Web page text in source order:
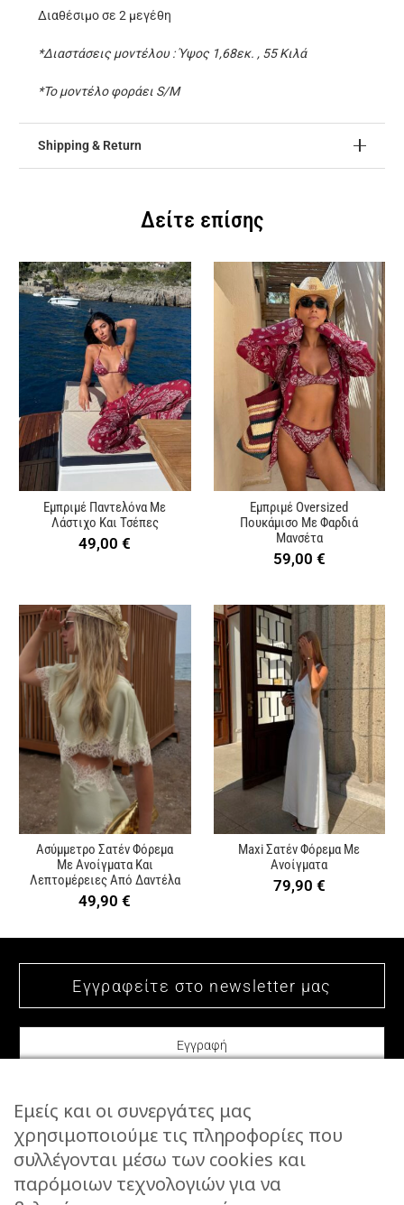
Διαθέσιμο σε 2 μεγέθη
*Διαστάσεις μοντέλου : Ύψος 1,68εκ. , 55 Κιλά
*Το μοντέλο φοράει S/M
Shipping & Return
Δείτε επίσης
Εμπριμέ Παντελόνα Με
Λάστιχο Και Τσέπες
49,00€
Εμπριμέ Oversized
Πουκάμισο Με Φαρδιά
Μανσέτα
59,00 €
Ασύμμετρο Σατέν Φόρεμα
Με Ανοίγματα Και
Λεπτομέρειες Από Δαντέλα
49,90€
Maxi Σατέν Φόρεμα Με
Ανοίγματα
79,90 €
ΕΠΙΚΟΙΝΩΝΙΑ
STORIES
Εμείς και οι συνεργάτες μας
χρησιμοποιούμε τις πληροφορίες που
συλλέγονται μέσω των cookies και
παρόμοιων τεχνολογιών για να